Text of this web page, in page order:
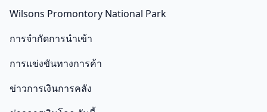
Wilsons Promontory National Park
การจำกัดการนำเข้า
การแข่งขันทางการค้า
ข่าวการเงินการคลัง